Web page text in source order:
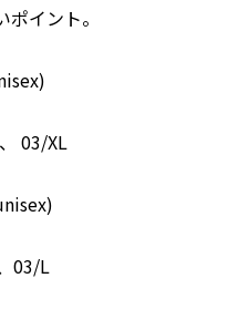
イント。
03/XL
03/L